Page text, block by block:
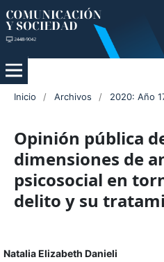
Inicio / Archivos / 2020: Año
Opinión pública
dimensiones de
psicosocial en
delito y su
Natalia Elizabeth Danieli